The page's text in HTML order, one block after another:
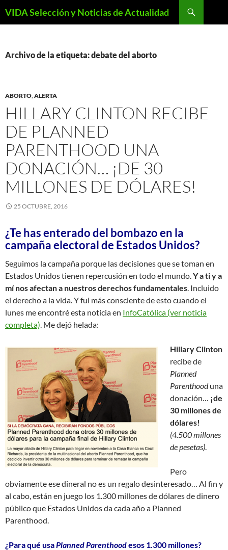
VIDA Selección y Noticias de Actualidad
Archivo de la etiqueta: debate del aborto
ABORTO,ALERTA
HILLARY CLINTON RECIBE
DE PLANNED
PARENTHOOD UNA
DONACIÓN… ¡DE 30
MILLONES DE DÓLARES!
25 OCTUBRE, 2016
¿Te has enterado del bombazo en la
campaña electoral de Estados Unidos?
Seguimos la campaña porque las decisiones que se toman en
Estados Unidos tienen repercusión en todo el mundo.Y a ti y a
mí nos afectan a nuestros derechos fundamentales. Incluido
el derecho a la vida. Y fui más consciente de esto cuando el
lunes me encontré esta noticia en InfoCatólica (ver noticia
completa). Me dejó helada:
Hillary Clinton
recibe de
Planned
Parenthooduna
donación… ¡de
30 millones de
dólares!
(4.500 millones
de pesetas).
Pero
obviamente ese dineral no es un regalo desinteresado… Al fin y
al cabo, están en juego los 1.300 millones de dólares de dinero
público que Estados Unidos da cada año a Planned
Parenthood.
¿Para qué usaPlanned Parenthoodesos 1.300 millones?